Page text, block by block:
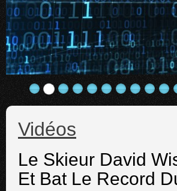
Vidéos
Le Skieur David
Et Bat Le Record